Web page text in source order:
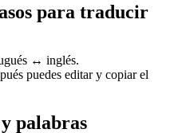
para traducir
↔ inglés.
puedes editar y copiar el
palabras